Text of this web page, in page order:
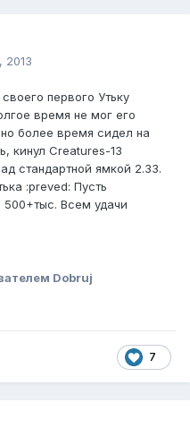
2013
первого Утьку
время не мог его
более время сидел на
кинул Creatures-13
стандартной ямкой 2.33.
:preved: Пусть
Всем удачи
Dobruj
7